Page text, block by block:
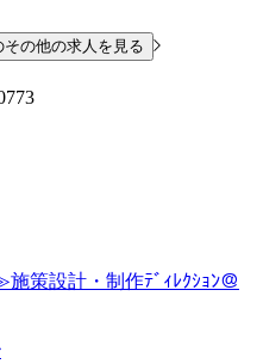
の他の求人を見る
策設計・制作ﾃﾞｨﾚｸｼｮﾝ＠